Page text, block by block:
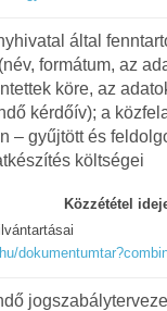
által
formátum, az
köre, az
kérdőív); a
– gyűjtött és
költségei
Közzététel